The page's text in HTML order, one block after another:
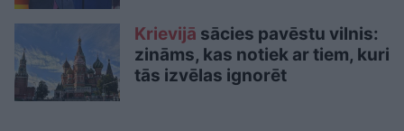
Krievijā sācies pavēstu vilnis:
zināms, kas notiek ar tiem, kuri
tās izvēlas ignorēt